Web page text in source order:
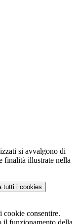
si avvalgono di
finalità illustrate nella
tutti i cookies
cookie consentire.